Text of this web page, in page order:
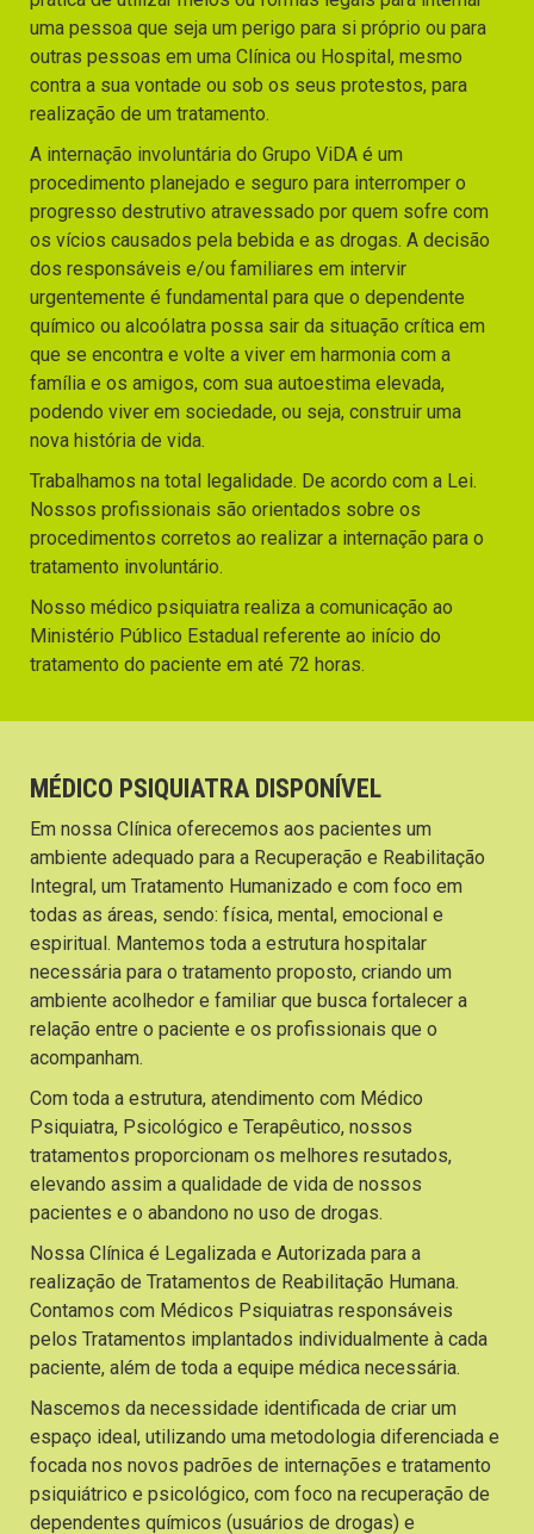
uma pessoa que seja um perigo para si próprio ou para
outras pessoas em uma Clínica ou Hospital, mesmo
contra a sua vontade ou sob os seus protestos, para
realização de um tratamento.
A internação involuntária do Grupo ViDA é um
procedimento planejado e seguro para interromper o
progresso destrutivo atravessado por quem sofre com
os vícios causados pela bebida e as drogas. A decisão
dos responsáveis e/ou familiares em intervir
urgentemente é fundamental para que o dependente
químico ou alcoólatra possa sair da situação crítica em
que se encontra e volte a viver em harmonia com a
família e os amigos, com sua autoestima elevada,
podendo viver em sociedade, ou seja, construir uma
nova história de vida.
Trabalhamos na total legalidade. De acordo com a Lei.
Nossos profissionais são orientados sobre os
procedimentos corretos ao realizar a internação para o
tratamento involuntário.
Nosso médico psiquiatra realiza a comunicação ao
Ministério Público Estadual referente ao início do
tratamento do paciente em até 72 horas.
MÉDICO PSIQUIATRA DISPONÍVEL
Em nossa Clínica oferecemos aos pacientes um
ambiente adequado para a Recuperação e Reabilitação
Integral, um Tratamento Humanizado e com foco em
todas as áreas, sendo: física, mental, emocional e
espiritual. Mantemos toda a estrutura hospitalar
necessária para o tratamento proposto, criando um
ambiente acolhedor e familiar que busca fortalecer a
relação entre o paciente e os profissionais que o
acompanham.
Com toda a estrutura, atendimento com Médico
Psiquiatra, Psicológico e Terapêutico, nossos
tratamentos proporcionam os melhores resutados,
elevando assim a qualidade de vida de nossos
pacientes e o abandono no uso de drogas.
Nossa Clínica é Legalizada e Autorizada para a
realização de Tratamentos de Reabilitação Humana.
Contamos com Médicos Psiquiatras responsáveis
pelos Tratamentos implantados individualmente à cada
paciente, além de toda a equipe médica necessária.
Nascemos da necessidade identificada de criar um
espaço ideal, utilizando uma metodologia diferenciada e
focada nos novos padrões de internações e tratamento
psiquiátrico e psicológico, com foco na recuperação de
dependentes químicos (usuários de drogas) e